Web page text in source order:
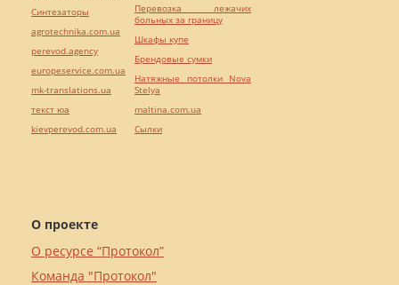
О проекте
О ресурсе “Протокол”
Команда "Протокол"
Синтезаторы
agrotechnika.com.ua
perevod.agency
europeservice.com.ua
mk-translations.ua
текст юа
kievperevod.com.ua
Перевозка лежачих
больных за границу
Шкафы купе
Брендовые сумки
Натяжные потолки Nova
Stelya
maltina.com.ua
Cылки